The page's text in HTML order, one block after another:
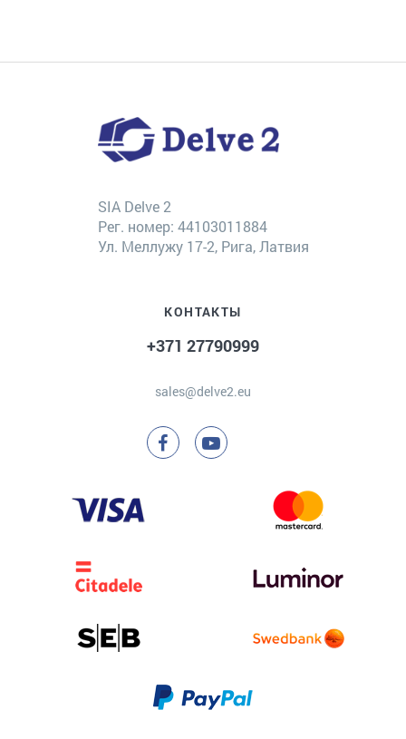
SIA Delve 2
Рег. номер: 44103011884
Ул. Меллужу 17-2, Рига, Латвия
КОНТАКТЫ
+371 27790999
sales@delve2.eu